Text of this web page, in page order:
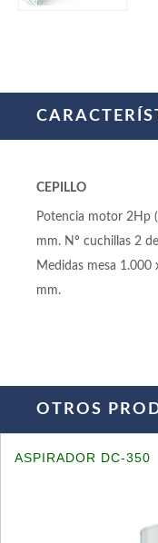
CEPILLO
Potencia motor 2Hp
mm. Nº cuchillas 2
Medidas mesa
mm.
OTROS
ASPIRADOR DC-350